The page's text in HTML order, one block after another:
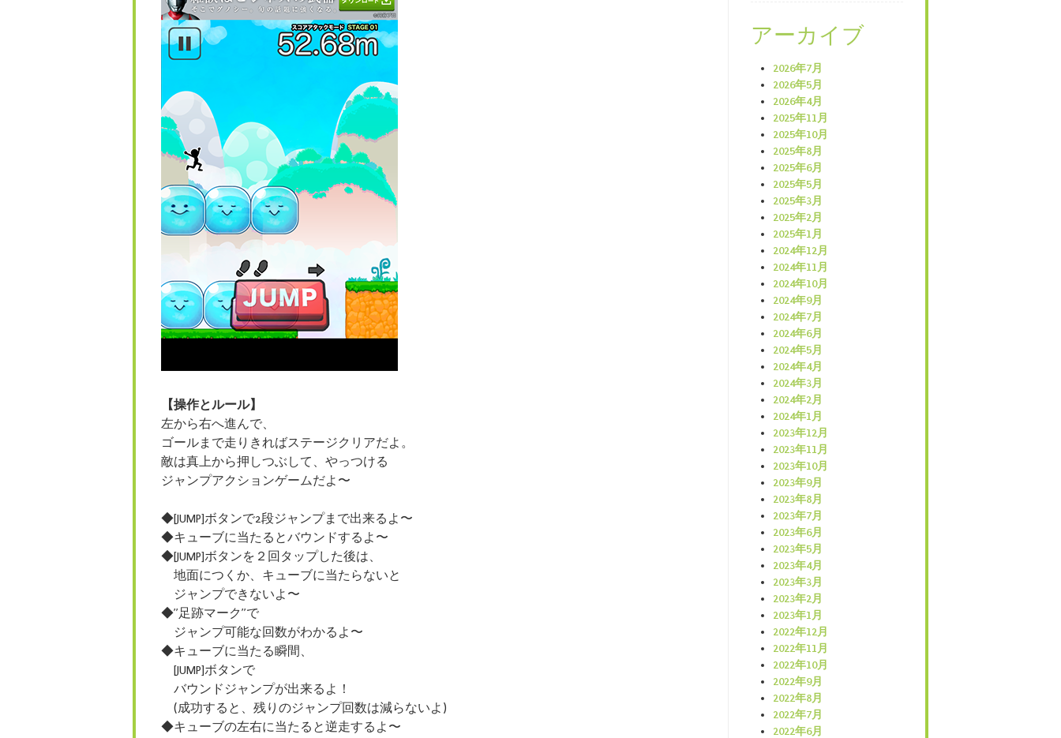
【操作とルール】
左から右へ進んで、
ゴールまで走りきればステージクリアだよ。
敵は真上から押しつぶして、やっつける
ジャンプアクションゲームだよ〜
◆[JUMP]ボタンで2段ジャンプまで出来るよ〜
◆キューブに当たるとバウンドするよ〜
◆[JUMP]ボタンを２回タップした後は、
地面につくか、キューブに当たらないと
ジャンプできないよ〜
◆”足跡マーク”で
ジャンプ可能な回数がわかるよ〜
◆キューブに当たる瞬間、
[JUMP]ボタンで
バウンドジャンプが出来るよ！
(成功すると、残りのジャンプ回数は減らないよ)
◆キューブの左右に当たると逆走するよ〜
アーカイブ
2026年7月
2026年5月
2026年4月
2025年11月
2025年10月
2025年8月
2025年6月
2025年5月
2025年3月
2025年2月
2025年1月
2024年12月
2024年11月
2024年10月
2024年9月
2024年7月
2024年6月
2024年5月
2024年4月
2024年3月
2024年2月
2024年1月
2023年12月
2023年11月
2023年10月
2023年9月
2023年8月
2023年7月
2023年6月
2023年5月
2023年4月
2023年3月
2023年2月
2023年1月
2022年12月
2022年11月
2022年10月
2022年9月
2022年8月
2022年7月
2022年6月